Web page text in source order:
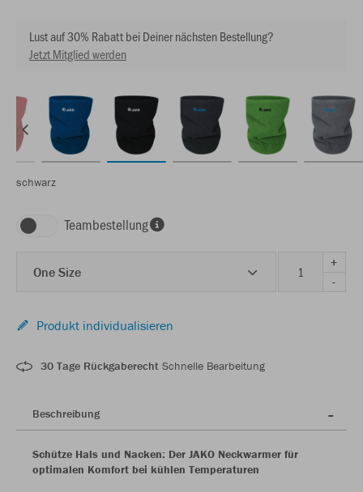
Lust auf 30% Rabatt bei Deiner nächsten Bestellung?
Jetzt Mitglied werden
schwarz
Teambestellung
One Size
+
-
Produkt individualisieren
30 Tage Rückgaberecht Schnelle Bearbeitung
Beschreibung
Schütze Hals und Nacken: Der JAKO Neckwarmer für
optimalen Komfort bei kühlen Temperaturen